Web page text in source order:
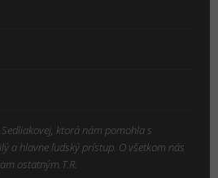
ktorá nám pomohla s
a hlavne ľudský prístup. O všetkom nás
ostatným.T.R.